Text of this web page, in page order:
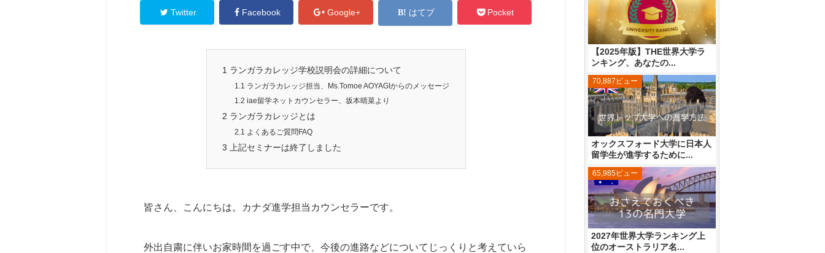
Twitter Facebook Google+ はてブ Pocket
1 ランガラカレッジ学校説明会の詳細について
1.1 ランガラカレッジ担当、Ms.Tomoe AOYAGIからのメッセージ
1.2 iae留学ネットカウンセラー、坂本晴菜より
2 ランガラカレッジとは
2.1 よくあるご質問FAQ
3 上記セミナーは終了しました
皆さん、こんにちは。カナダ進学担当カウンセラーです。
外出自粛に伴いお家時間を過ごす中で、今後の進路などについてじっくりと考えていら
【2025年版】THE世界大学ラ
ンキング、あなたの...
オックスフォード大学に日本人
留学生が進学するために...
70,887ビュー
2027年世界大学ランキング上
位のオーストラリア名...
65,985ビュー